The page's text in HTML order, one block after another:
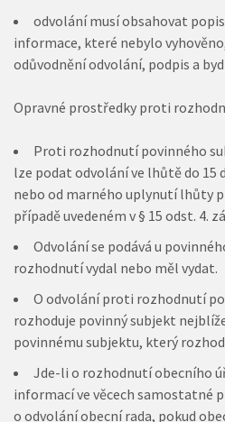
odvolání musí obsahovat
informace, které nebylo
odůvodnění odvolání, podpis a
Opravné prostředky proti
Proti rozhodnutí povinného
lze podat odvolání ve lhůtě do 15
nebo od marného uplynutí lhůty
případě uvedeném v § 15 odst. 4.
Odvolání se podává u
rozhodnutí vydal nebo měl vydat.
O odvolání proti rozhodnutí
rozhoduje povinný subjekt
povinnému subjektu, který
Jde-li o rozhodnutí obecního
informací ve věcech samostatné
o odvolání obecní rada, pokud